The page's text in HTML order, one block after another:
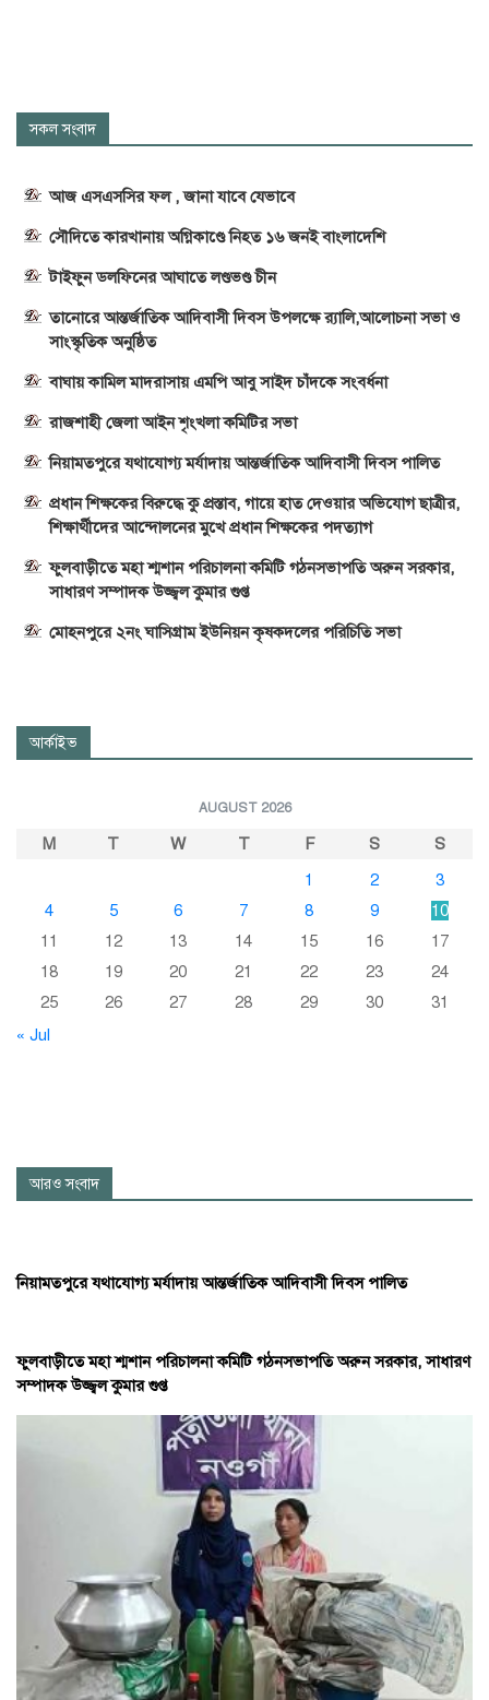
সকল সংবাদ
আজ এসএসসির ফল , জানা যাবে যেভাবে
সৌদিতে কারখানায় অগ্নিকাণ্ডে নিহত ১৬ জনই বাংলাদেশি
টাইফুন ডলফিনের আঘাতে লণ্ডভণ্ড চীন
তানোরে আন্তর্জাতিক আদিবাসী দিবস উপলক্ষে র‍্যালি,আলোচনা সভা ও
সাংস্কৃতিক অনুষ্ঠিত
বাঘায় কামিল মাদরাসায় এমপি আবু সাইদ চাঁদকে সংবর্ধনা
রাজশাহী জেলা আইন শৃংখলা কমিটির সভা
নিয়ামতপুরে যথাযোগ্য মর্যাদায় আন্তর্জাতিক আদিবাসী দিবস পালিত
প্রধান শিক্ষকের বিরুদ্ধে কু প্রস্তাব, গায়ে হাত দেওয়ার অভিযোগ ছাত্রীর,
শিক্ষার্থীদের আন্দোলনের মুখে প্রধান শিক্ষকের পদত্যাগ
ফুলবাড়ীতে মহা শ্মশান পরিচালনা কমিটি গঠনসভাপতি অরুন সরকার,
সাধারণ সম্পাদক উজ্জ্বল কুমার গুপ্ত
মোহনপুরে ২নং ঘাসিগ্রাম ইউনিয়ন কৃষকদলের পরিচিতি সভা
আর্কাইভ
AUGUST 2026
M T W T F S
S
1
2
3
4
5 6 7 8 9
10
11
12 13 14 15 16
17
18
19 20 21 22 23
24
25
26 27 28 29 30
31
« Jul
আরও সংবাদ
নিয়ামতপুরে যথাযোগ্য মর্যাদায় আন্তর্জাতিক আদিবাসী দিবস পালিত
ফুলবাড়ীতে মহা শ্মশান পরিচালনা কমিটি গঠনসভাপতি অরুন সরকার, সাধারণ
সম্পাদক উজ্জ্বল কুমার গুপ্ত